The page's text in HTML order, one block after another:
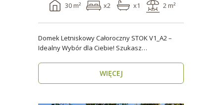
30 m² x2 x1 2 m²
Domek Letniskowy Całoroczny STOK V1_A2 –
Idealny Wybór dla Ciebie! Szukasz
WIĘCEJ